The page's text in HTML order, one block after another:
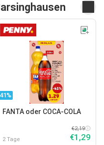
FANTA oder COCA-COLA
2 Tage
€2,19
€1,29